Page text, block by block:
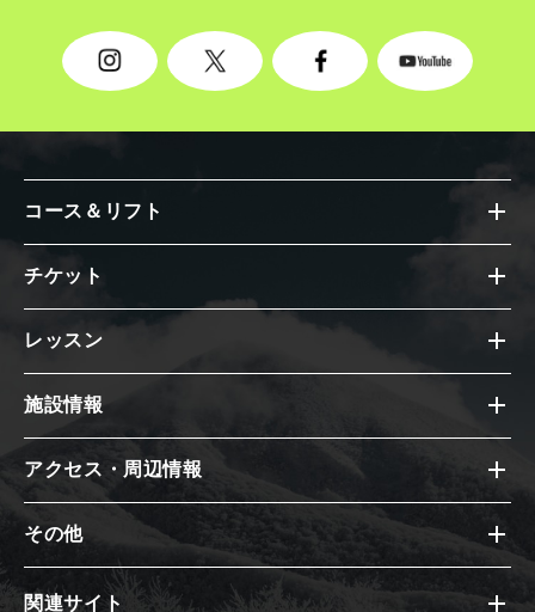
コース＆リフト
チケット
レッスン
施設情報
アクセス・周辺情報
その他
関連サイト